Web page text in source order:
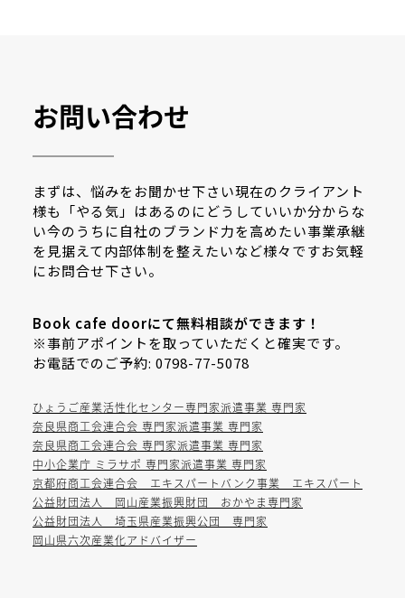
お問い合わせ
まずは、悩みをお聞かせ下さい現在のクライアント
様も「やる気」はあるのにどうしていいか分からな
い今のうちに自社のブランド力を高めたい事業承継
を見据えて内部体制を整えたいなど様々ですお気軽
にお問合せ下さい。
Book cafe doorにて無料相談ができます！
※事前アポイントを取っていただくと確実です。
お電話でのご予約: 0798-77-5078
ひょうご産業活性化センター専門家派遣事業 専門家
奈良県商工会連合会 専門家派遣事業 専門家
奈良県商工会連合会 専門家派遣事業 専門家
中小企業庁 ミラサポ 専門家派遣事業 専門家
京都府商工会連合会 エキスパートバンク事業 エキスパート
公益財団法人 岡山産業振興財団 おかやま専門家
公益財団法人 埼玉県産業振興公団 専門家
岡山県六次産業化アドバイザー